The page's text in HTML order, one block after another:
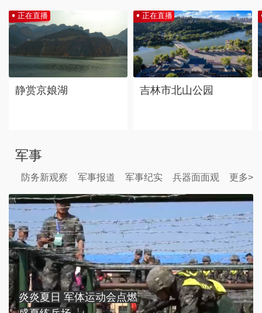
正在直播
静赏京娘湖
正在直播
吉林市北山公园
军事
防务新观察 军事报道 军事纪实 兵器面面观 更多>
炎炎夏日 军体运动会点燃